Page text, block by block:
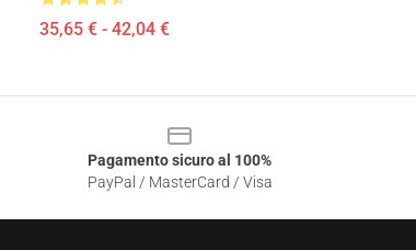
35,65 € - 42,04 €
Pagamento sicuro al 100%
PayPal / MasterCard / Visa